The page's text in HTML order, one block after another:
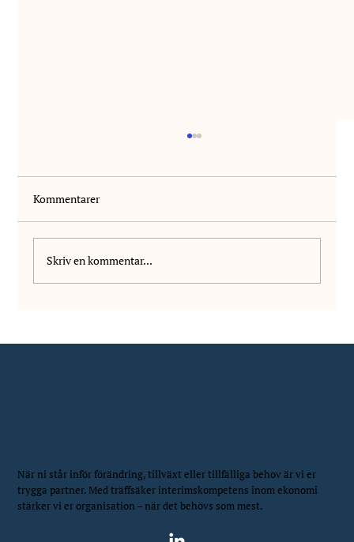
Kommentarer
Skriv en kommentar...
När ni står inför förändring, tillväxt eller tillfälliga behov är vi er
trygga partner. Med träffsäker interimskompetens inom ekonomi
stärker vi er organisation – när det behövs som mest.